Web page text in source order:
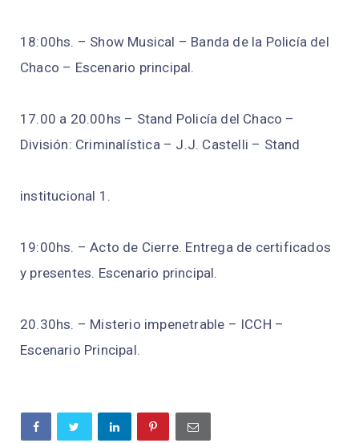
18:00hs. – Show Musical – Banda de la Policía del
Chaco – Escenario principal.
17.00 a 20.00hs – Stand Policía del Chaco –
División: Criminalística – J.J. Castelli – Stand
institucional 1.
19:00hs. – Acto de Cierre. Entrega de certificados
y presentes. Escenario principal.
20.30hs. – Misterio impenetrable – ICCH –
Escenario Principal.